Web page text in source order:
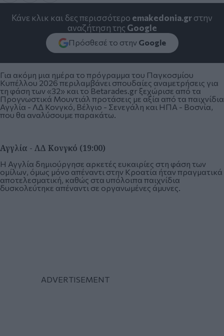
Κάνε κλικ και δες περισσότερο emakedonia.grστην
αναζήτηση της Google
Πρόσθεσέ το στην Google
Για ακόμη μια ημέρα το πρόγραμμα του Παγκοσμίου
Κυπέλλου 2026 περιλαμβάνει σπουδαίες αναμετρήσεις για
τη φάση των «32» και το Betarades.gr ξεχώρισε από τα
Προγνωστικά Μουντιάλ προτάσεις με αξία από τα παιχνίδια
Αγγλία - ΛΔ Κονγκό, Βέλγιο - Σενεγάλη και ΗΠΑ - Βοσνία,
που θα αναλύσουμε παρακάτω.
Αγγλία - ΛΔ Κονγκό (19:00)
Η Αγγλία δημιούργησε αρκετές ευκαιρίες στη φάση των
ομίλων, όμως μόνο απέναντι στην Κροατία ήταν πραγματικά
αποτελεσματική, καθώς στα υπόλοιπα παιχνίδια
δυσκολεύτηκε απέναντι σε οργανωμένες άμυνες.